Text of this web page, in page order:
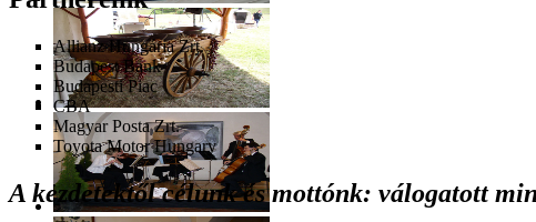
Allianz Hungária Zrt.
Budapest Bank
Budapesti Piac
CBA
Magyar Posta Zrt.
Toyota Motor Hungary
A kezdetektől célunk és mottónk: válogatott